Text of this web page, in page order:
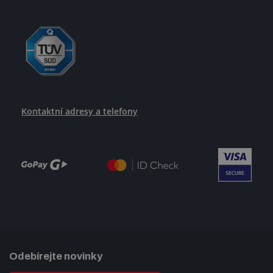
Kontaktní adresy a telefony
Odebírejte novinky